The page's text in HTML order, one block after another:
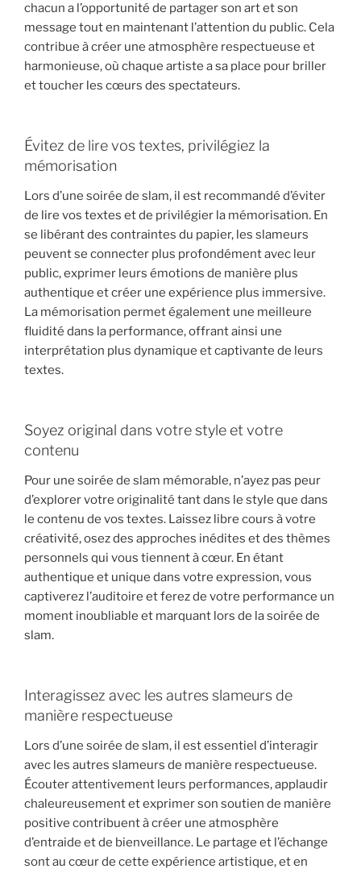
chacun a l’opportunité de partager son art et son
message tout en maintenant l’attention du public. Cela
contribue à créer une atmosphère respectueuse et
harmonieuse, où chaque artiste a sa place pour briller
et toucher les cœurs des spectateurs.
Évitez de lire vos textes, privilégiez la
mémorisation
Lors d’une soirée de slam, il est recommandé d’éviter
de lire vos textes et de privilégier la mémorisation. En
se libérant des contraintes du papier, les slameurs
peuvent se connecter plus profondément avec leur
public, exprimer leurs émotions de manière plus
authentique et créer une expérience plus immersive.
La mémorisation permet également une meilleure
fluidité dans la performance, offrant ainsi une
interprétation plus dynamique et captivante de leurs
textes.
Soyez original dans votre style et votre
contenu
Pour une soirée de slam mémorable, n’ayez pas peur
d’explorer votre originalité tant dans le style que dans
le contenu de vos textes. Laissez libre cours à votre
créativité, osez des approches inédites et des thèmes
personnels qui vous tiennent à cœur. En étant
authentique et unique dans votre expression, vous
captiverez l’auditoire et ferez de votre performance un
moment inoubliable et marquant lors de la soirée de
slam.
Interagissez avec les autres slameurs de
manière respectueuse
Lors d’une soirée de slam, il est essentiel d’interagir
avec les autres slameurs de manière respectueuse.
Écouter attentivement leurs performances, applaudir
chaleureusement et exprimer son soutien de manière
positive contribuent à créer une atmosphère
d’entraide et de bienveillance. Le partage et l’échange
sont au cœur de cette expérience artistique, et en